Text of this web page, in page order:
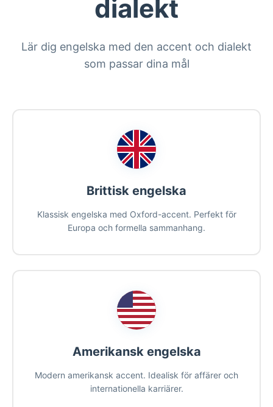
dialekt
Lär dig engelska med den accent och dialekt
som passar dina mål
Brittisk engelska
Klassisk engelska med Oxford-accent. Perfekt för
Europa och formella sammanhang.
Amerikansk engelska
Modern amerikansk accent. Idealisk för affärer och
internationella karriärer.